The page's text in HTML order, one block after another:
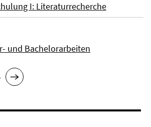
I: Literaturrecherche
und Bachelorarbeiten